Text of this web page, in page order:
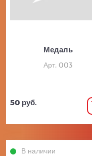
Медаль
Арт. 003
50 руб.
В наличии